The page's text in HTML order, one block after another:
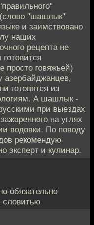
"шашлык"
и заимствовано
наших
рецепта не
просто говяжьей)
азербайджанцев,
готовятся из
А шашлык -
при выездах
на углях
водовки. По поводу
рекомендую
эксперт и кулинар.
обязательно
словитью